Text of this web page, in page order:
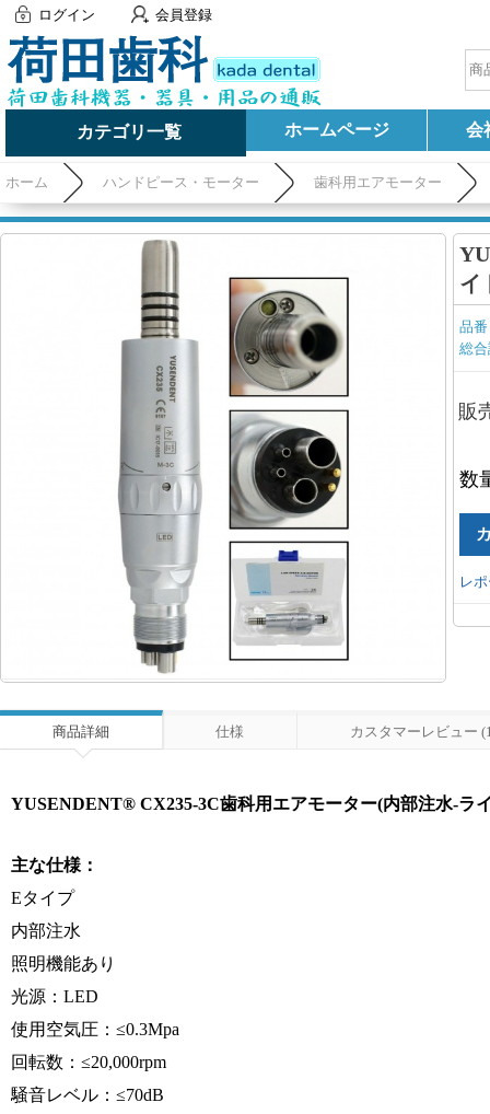
ログイン 会員登録
カテゴリ一覧 ホームページ 会
ホーム ハンドピース・モーター 歯科用エアモーター
イ
品
総
販
数
レ
商品詳細 仕様 カスタマーレビュー
YUSENDENT® CX235-3C歯科用エアモーター(内部注水-ラ
主な仕様：
Eタイプ
内部注水
照明機能あり
光源：LED
使用空気圧：≤0.3Mpa
回転数：≤20,000rpm
騒音レベル：≤70dB